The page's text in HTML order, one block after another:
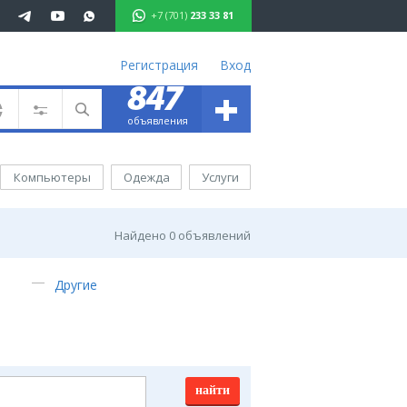
+7 (701) 233 33 81
233 33 81
Регистрация Вход
847
объявления +
Компьютеры Одежда Услуги
Найдено 0 объявлений
Другие